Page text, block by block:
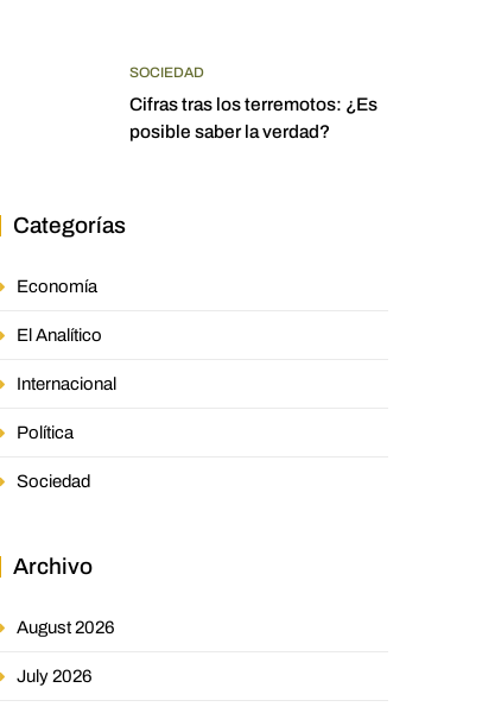
SOCIEDAD
Cifras tras los terremotos: ¿Es
posible saber la verdad?
Categorías
Economía
El Analítico
Internacional
Política
Sociedad
Archivo
August 2026
July 2026